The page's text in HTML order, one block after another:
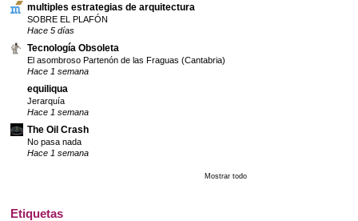
multiples estrategias de arquitectura
SOBRE EL PLAFÓN
Hace 5 días
Tecnología Obsoleta
El asombroso Partenón de las Fraguas (Cantabria)
Hace 1 semana
equiliqua
Jerarquía
Hace 1 semana
The Oil Crash
No pasa nada
Hace 1 semana
Mostrar todo
Etiquetas